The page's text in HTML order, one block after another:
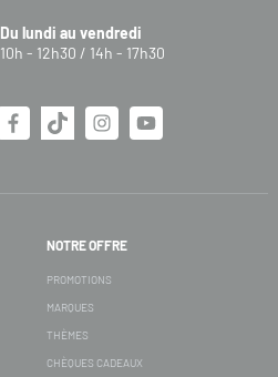
Du lundi au vendredi
10h - 12h30 / 14h - 17h30
NOTRE OFFRE
PROMOTIONS
MARQUES
THÈMES
CHÈQUES CADEAUX